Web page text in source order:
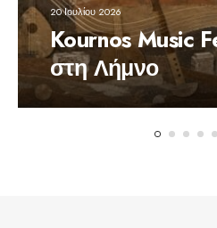
20 Ιουλίου 2026
Kournos Music
στη Λήμνο